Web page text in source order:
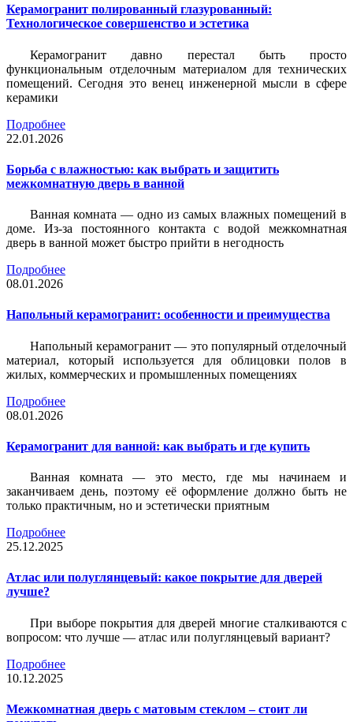
Керамогранит полированный глазурованный:
Технологическое совершенство и эстетика
Керамогранит давно перестал быть просто
функциональным отделочным материалом для технических
помещений. Сегодня это венец инженерной мысли в сфере
керамики
Подробнее
22.01.2026
Борьба с влажностью: как выбрать и защитить
межкомнатную дверь в ванной
Ванная комната — одно из самых влажных помещений в
доме. Из-за постоянного контакта с водой межкомнатная
дверь в ванной может быстро прийти в негодность
Подробнее
08.01.2026
Напольный керамогранит: особенности и преимущества
Напольный керамогранит — это популярный отделочный
материал, который используется для облицовки полов в
жилых, коммерческих и промышленных помещениях
Подробнее
08.01.2026
Керамогранит для ванной: как выбрать и где купить
Ванная комната — это место, где мы начинаем и
заканчиваем день, поэтому её оформление должно быть не
только практичным, но и эстетически приятным
Подробнее
25.12.2025
Атлас или полуглянцевый: какое покрытие для дверей
лучше?
При выборе покрытия для дверей многие сталкиваются с
вопросом: что лучше — атлас или полуглянцевый вариант?
Подробнее
10.12.2025
Межкомнатная дверь с матовым стеклом – стоит ли